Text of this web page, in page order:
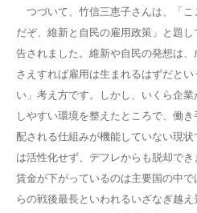
つづいて、竹信三恵子さんは、「こ
だぞ、維新と自民の雇用政策」と題し
告されました。維新や自民の発想は、
さえすれば雇用は生まれるはずだとい
い」考え方です。しかし、いくら企業
しやすい環境を整えたところで、働き
配される仕組みが機能していない現
は活性化せず、デフレからも脱却で
賃金が下がっているのは主要国の中
らの戦後最長といわれるいざなぎ越